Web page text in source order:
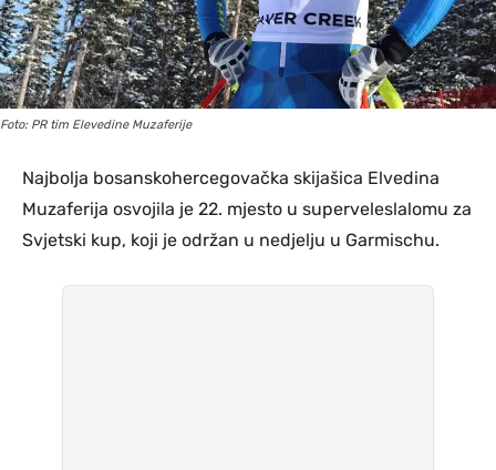
Foto: PR tim Elevedine Muzaferije
Najbolja bosanskohercegovačka skijašica Elvedina
Muzaferija osvojila je 22. mjesto u superveleslalomu za
Svjetski kup, koji je održan u nedjelju u Garmischu.